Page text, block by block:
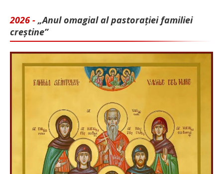
2026 - „Anul omagial al pastorației familiei
creștine”